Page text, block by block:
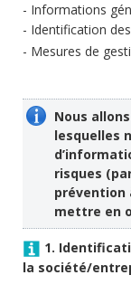
- Informations
- Identification
- Mesures de
Nous
lesquelles
risques
prévention
mettre en
1.
la société/